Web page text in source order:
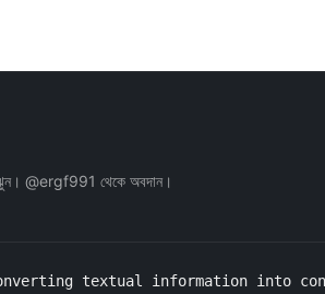
বুঝুন। @ergf991 থেকে অবদান।
textual information into